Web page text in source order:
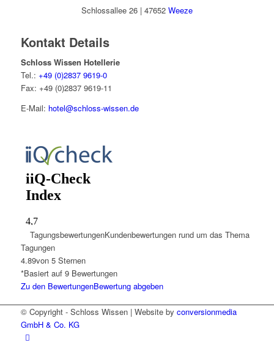
Schlossallee 26 | 47652 Weeze
Kontakt Details
Schloss Wissen Hotellerie
Tel.: +49 (0)2837 9619-0
Fax: +49 (0)2837 9619-11
E-Mail: hotel@schloss-wissen.de
TagungsbewertungenKundenbewertungen rund um das Thema
Tagungen
4.89von 5 Sternen
*Basiert auf 9Bewertungen
Zu den BewertungenBewertung abgeben
© Copyright - Schloss Wissen | Website by conversionmedia
GmbH & Co. KG